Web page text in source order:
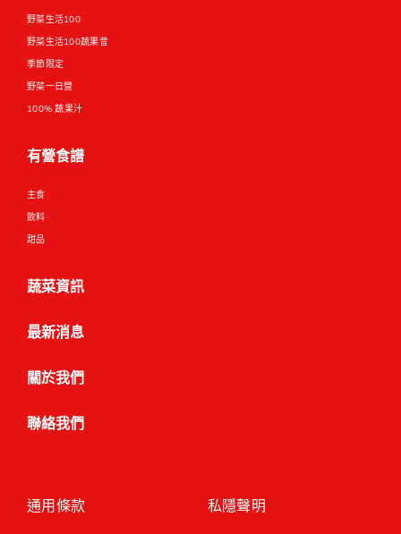
野菜生活100
野菜生活100蔬果昔
季節限定
野菜一日營
100% 蔬果汁
有營食譜
主食
飲料
甜品
蔬菜資訊
最新消息
關於我們
聯絡我們
通用條款
私隱聲明